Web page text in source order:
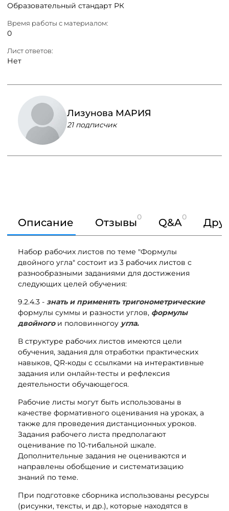
Образовательный стандарт РК
Время работы с материалом:
0
Лист ответов:
Нет
Лизунова МАРИЯ
21 подписчик
Описание Отзывы0 Q&A0
Набор рабочих листов по теме "Формулы
двойного угла" состоит из 3 рабочих листов с
разнообразными заданиями для достижения
следующих целей обучения:
9.2.4.3 - знать и применять тригонометрические
формулы суммы и разности углов, формулы
двойногои половинногоу угла.
В структуре рабочих листов имеются цели
обучения, задания для отработки практических
навыков, QR-коды с ссылками на интерактивные
задания или онлайн-тесты и рефлексия
деятельности обучающегося.
Рабочие листы могут быть использованы в
качестве формативного оценивания на уроках, а
также для проведения дистанционных уроков.
Задания рабочего листа предполагают
оценивание по 10-тибальной шкале.
Дополнительные задания не оцениваются и
направлены обобщение и систематизацию
знаний по теме.
При подготовке сборника использованы ресурсы
(рисунки, тексты, и др.), которые находятся в